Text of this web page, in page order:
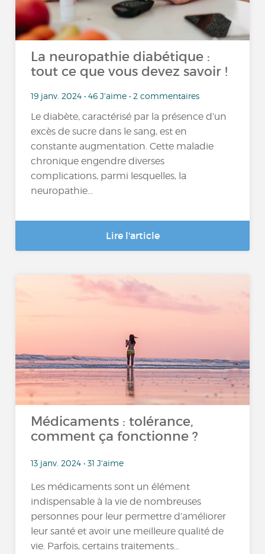
La neuropathie diabétique :
tout ce que vous devez savoir !
19 janv. 2024 • 46 J'aime • 2 commentaires
Le diabète, caractérisé par la présence d’un
excès de sucre dans le sang, est en
constante augmentation. Cette maladie
chronique engendre diverses
complications, parmi lesquelles, la
neuropathie...
Lire l'article
Médicaments : tolérance,
comment ça fonctionne ?
13 janv. 2024 • 31 J'aime
Les médicaments sont un élément
indispensable à la vie de nombreuses
personnes pour leur permettre d’améliorer
leur santé et avoir une meilleure qualité de
vie. Parfois, certains traitements...